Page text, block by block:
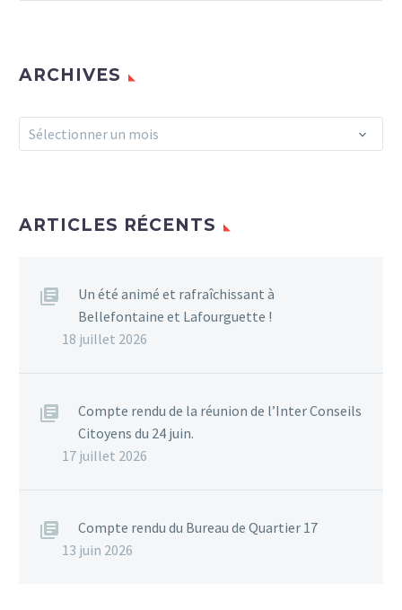
ARCHIVES
Archives
Sélectionner un mois
ARTICLES RÉCENTS
Un été animé et rafraîchissant à
Bellefontaine et Lafourguette !
18 juillet 2026
Compte rendu de la réunion de l’Inter Conseils
Citoyens du 24 juin.
17 juillet 2026
Compte rendu du Bureau de Quartier 17
13 juin 2026